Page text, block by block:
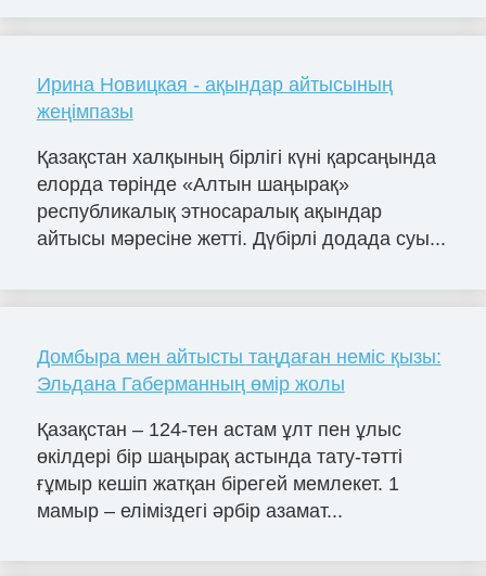
Ирина Новицкая - ақындар айтысының
жеңімпазы
Қазақстан халқының бірлігі күні қарсаңында
елорда төрінде «Алтын шаңырақ»
республикалық этносаралық ақындар
айтысы мәресіне жетті. Дүбірлі додада суы...
Домбыра мен айтысты таңдаған неміс қызы:
Эльдана Габерманның өмір жолы
Қазақстан – 124-тен астам ұлт пен ұлыс
өкілдері бір шаңырақ астында тату-тәтті
ғұмыр кешіп жатқан бірегей мемлекет. 1
мамыр – еліміздегі әрбір азамат...